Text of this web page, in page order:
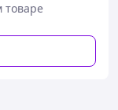
товаре